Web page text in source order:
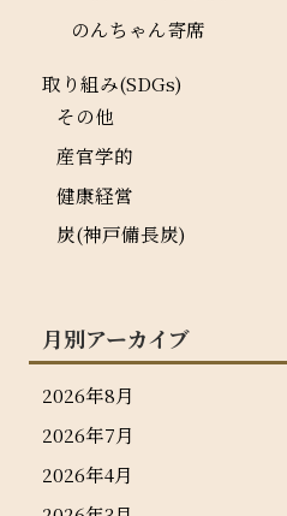
のんちゃん寄席
取り組み(SDGs)
その他
産官学的
健康経営
炭(神戸備長炭)
月別アーカイブ
2026年8月
2026年7月
2026年4月